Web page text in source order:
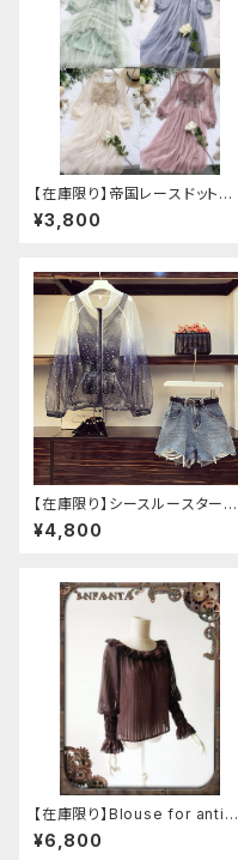
【在庫限り】帝国レースドットワ
ンピース
¥3,800
【在庫限り】シースルースターリ
ージャケットデニムパンツセット
アップ
¥4,800
【在庫限り】Blouse for antiqu
e automaton
¥6,800